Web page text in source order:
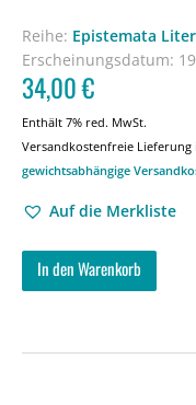
Reihe: Epistemata
Erscheinungsdatum:
34,00€
Enthält 7% red. MwSt.
Versandkostenfreie
gewichtsabhängige
Auf die Merkliste
In den Warenkorb